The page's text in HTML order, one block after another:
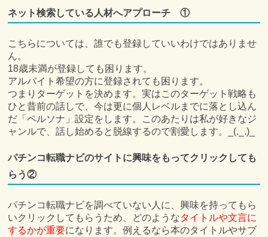
ネット検索している人材へアプローチ ①
こちらについては、誰でも登録していいわけではありませ
ん。
18歳未満が登録しても困ります。
アルバイト希望の方に登録されても困ります。
つまりターゲットを決めます。実はこのターゲット戦略も
ひと昔前の話しで、今は更に個人レベルまでに落とし込ん
だ「ペルソナ」設定をします。このあたりは私が好きなジ
ャンルで、話し始めると脱線するので割愛します。_(._.)_
パチンコ転職ナビのサイトに興味をもってクリックしても
らう②
パチンコ転職ナビを調べていない人に、興味を持ってもら
いクリックしてもらうため、どのようなタイトルや文言に
するかが重要になります。例えるなら本のタイトルやサブ